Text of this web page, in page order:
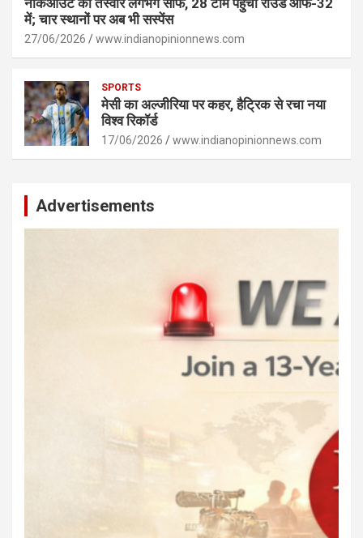
में; चार स्थानों पर अब भी सस्पेंस
27/06/2026 www.indianopinionnews.com
SPORTS
मेसी का अल्जीरिया पर कहर, हैट्रिक से रचा नया
विश्व रिकॉर्ड
17/06/2026 www.indianopinionnews.com
Advertisements